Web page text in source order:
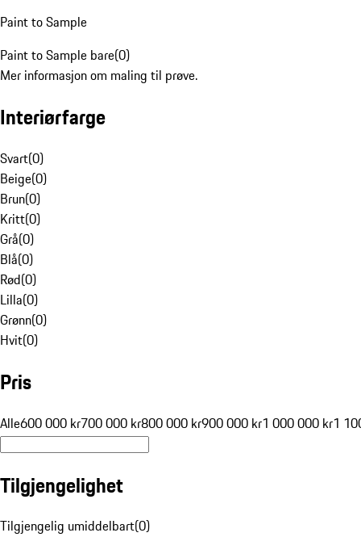
Paint to Sample
Paint to Sample bare(0)
Mer informasjon om maling til prøve.
Interiørfarge
Svart(0)
Beige(0)
Brun(0)
Kritt(0)
Grå(0)
Blå(0)
Rød(0)
Lilla(0)
Grønn(0)
Hvit(0)
Pris
Alle600 000 kr700 000 kr800 000 kr900 000 kr1 000 000 kr1
Tilgjengelighet
Tilgjengelig umiddelbart(0)